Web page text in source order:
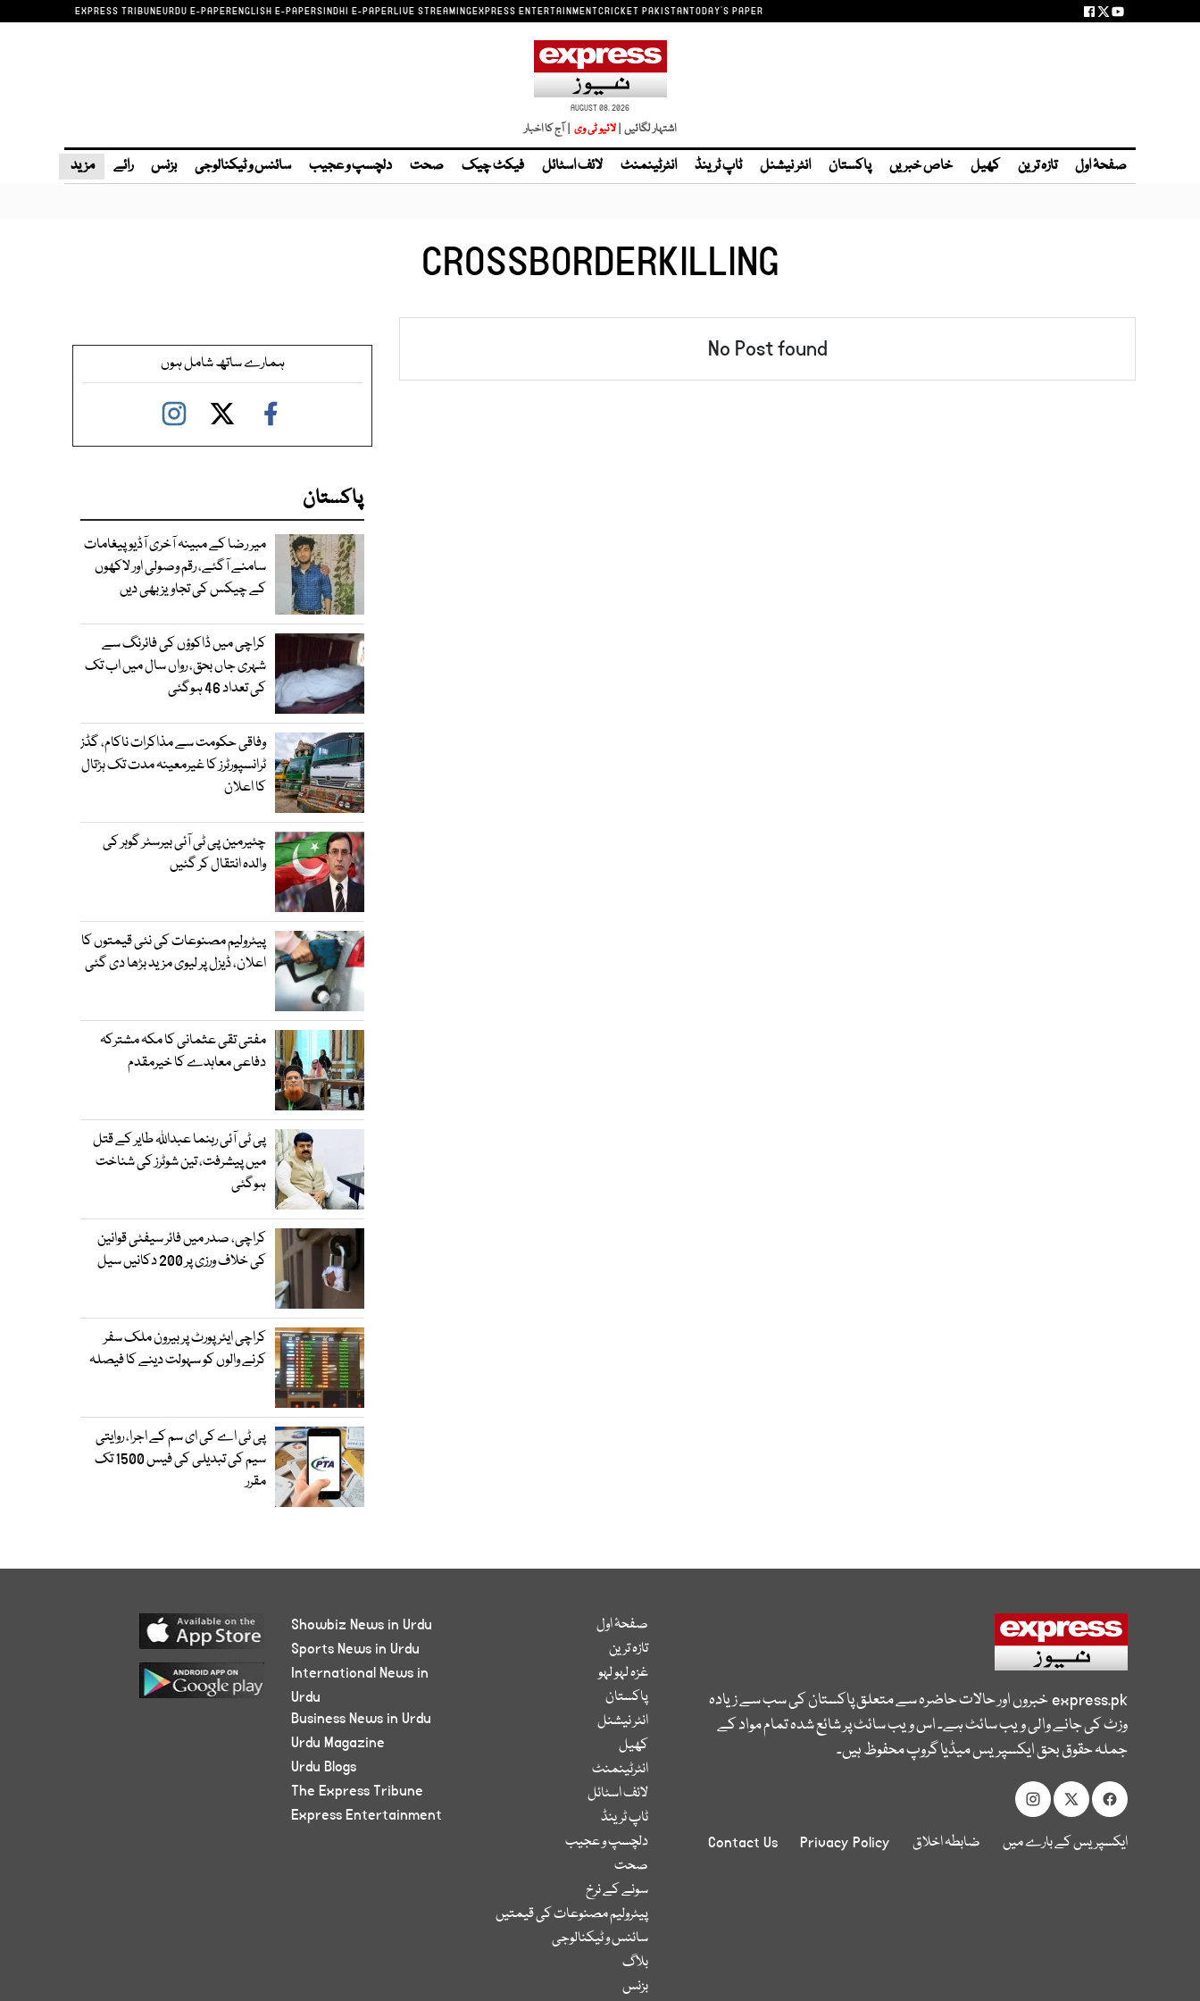
EXPRESS TRIBUNEURDU E-PAPERENGLISH E-PAPERSINDHI E-PAPERLIVE STREAMINGEXPRESS ENTERTAINMENTCRICKET PAKISTANTODAY'S PAPER
AUGUST 08, 2026
اشتہار لگائیں | | آج کا اخبار
صفحۂ اول تازہ ترین کھیل خاص خبریں پاکستان انٹر نیشنل ٹاپ ٹرینڈ انٹرٹینمنٹ لائف اسٹائل فیکٹ چیک صحت دلچسپ و عجیب سائنس و ٹیکنالوجی بزنس رائے مزید
CROSSBORDERKILLING
No Post found ہمارے ساتھ شامل ہوں
پاکستان
میر رضا کے مبینہ آخری آڈیو پیغامات
سامنے آگئے، رقم وصولی اور لاکھوں
کے چیکس کی تجاویز بھی دیں
کراچی میں ڈاکوؤں کی فائرنگ سے
شہری جاں بحق، رواں سال میں اب تک
کی تعداد 46 ہوگئی
وفاقی حکومت سے مذاکرات ناکام، گڈز
ٹرانسپورٹرز کا غیرمعینہ مدت تک ہڑتال
کا اعلان
چئیرمین پی ٹی آئی بیرسٹر گوہر کی
والدہ انتقال کر گئیں
پیٹرولیم مصنوعات کی نئی قیمتوں کا
اعلان، ڈیزل پر لیوی مزید بڑھا دی گئی
مفتی تقی عثمانی کا مکہ مشترکہ
دفاعی معاہدے کا خیرمقدم
پی ٹی آئی رہنما عبداللہ طایر کے قتل
میں پیشرفت، تین شوٹرز کی شناخت
ہوگئی
کراچی، صدر میں فائر سیفٹی قوانین
کی خلاف ورزی پر 200 دکانیں سیل
کراچی ایئرپورٹ پر بیرون ملک سفر
کرنے والوں کو سہولت دینے کا فیصلہ
پی ٹی اے کی ای سم کے اجرا، روایتی
سیم کی تبدیلی کی فیس 1500 تک
مقرر
express.pkخبروں اور حالات حاضرہ سے متعلق پاکستان کی سب سے زیادہ
وزٹ کی جانے والی ویب سائٹ ہے۔ اس ویب سائٹ پر شائع شدہ تمام مواد کے
جملہ حقوق بحق ایکسپریس میڈیا گروپ محفوظ ہیں۔
ایکسپریس کے بارے میں ضابطہ اخلاق Privacy Policy
Contact Us
صفحۂ اول
تازہ ترین
غزہ لہو لہو
پاکستان
انٹر نیشنل
کھیل
انٹرٹینمنٹ
لائف اسٹائل
ٹاپ ٹرینڈ
دلچسپ و عجیب
صحت
سونے کے نرخ
پیٹرولیم مصنوعات کی قیمتیں
سائنس و ٹیکنالوجی
بلاگ
بزنس
Showbiz News in Urdu
Sports News in Urdu
International News in
Urdu
Business News in Urdu
Urdu Magazine
Urdu Blogs
The Express Tribune
Express Entertainment